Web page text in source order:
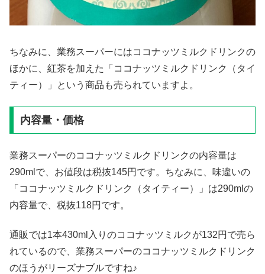
ちなみに、業務スーパーにはココナッツミルクドリンクの
ほかに、紅茶を加えた「ココナッツミルクドリンク（タイ
ティー）」という商品も売られていますよ。
内容量・価格
業務スーパーのココナッツミルクドリンクの内容量は
290mlで、お値段は税抜145円です。ちなみに、味違いの
「ココナッツミルクドリンク（タイティー）」は290mlの
内容量で、税抜118円です。
通販では1本430ml入りのココナッツミルクが132円で売ら
れているので、業務スーパーのココナッツミルクドリンク
のほうがリーズナブルですね♪